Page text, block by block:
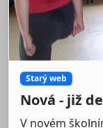
Starý web
Nová - již
V novém